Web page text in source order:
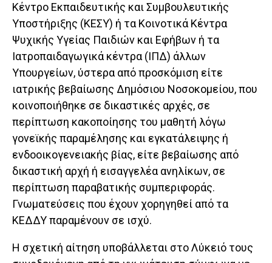
Κέντρο Εκπαιδευτικής και Συμβουλευτικής
Υποστήριξης (ΚΕΣΥ) ή τα Κοινοτικά Κέντρα
Ψυχικής Υγείας Παιδιών και Εφήβων ή τα
Ιατροπαιδαγωγικά κέντρα (ΙΠΔ) άλλων
Υπουργείων, ύστερα από προσκόμιση είτε
ιατρικής βεβαίωσης Δημόσιου Νοσοκομείου, που
κοινοποιήθηκε σε δικαστικές αρχές, σε
περίπτωση κακοποίησης του μαθητή λόγω
γονεϊκής παραμέλησης και εγκατάλειψης ή
ενδοοικογενειακής βίας, είτε βεβαίωσης από
δικαστική αρχή ή εισαγγελέα ανηλίκων, σε
περίπτωση παραβατικής συμπεριφοράς.
Γνωματεύσεις που έχουν χορηγηθεί από τα
ΚΕΔΔΥ παραμένουν σε ισχύ.
Η σχετική αίτηση υποβάλλεται στο Λύκειό τους